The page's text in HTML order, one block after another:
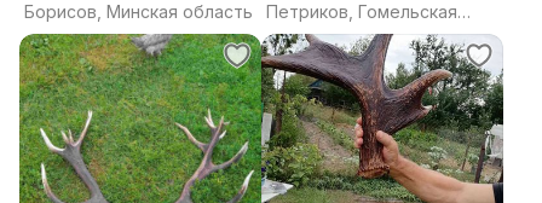
Борисов, Минская область
Петриков, Гомельская
область